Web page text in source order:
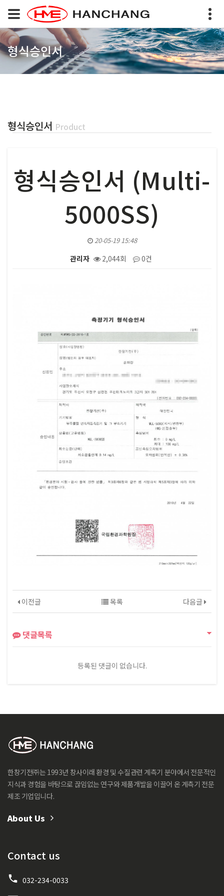
형식승인서
형식승인서 Product
형식승인서 (Multi-
5000SS)
20-05-19 15:48
관리자 2,044회 0건
이전글 다음글
목록
댓글목록
등록된 댓글이 없습니다.
한창기전㈜는 1993년 창사이래 환경 및 수질관련 계측기 분야에서 전문적인
지식과 경험을 바탕으로 끊임없는 연구와 제품개발을 이끌어 온 계측기 전문
제조 기업입니다.
About Us
Contact us
032-234-0033